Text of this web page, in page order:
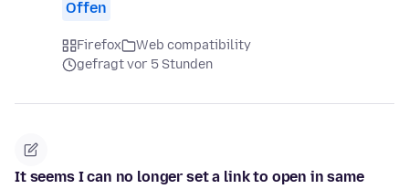
Offen
Firefox
Web compatibility
gefragt vor 5 Stunden
It seems I can no longer set a link to open in same